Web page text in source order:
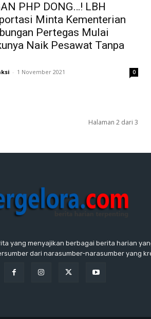
PHP DONG…! LBH
Minta Kementerian
Pertegas Mulai
Naik Pesawat Tanpa
- 1 November 2021 0
Halaman 2 dari 3
yang menyajikan berbagai berita harian
dari narasumber-narasumber yang